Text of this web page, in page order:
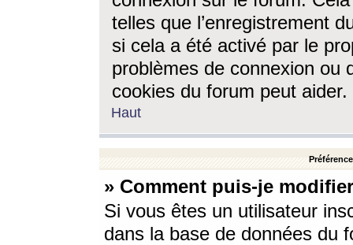
telles que l’enregistrement
si cela a été activé par le
problèmes de connexion ou
cookies du forum peut aider.
Haut
» Comment puis-je
Si vous êtes un utilisateur
dans la base de données du